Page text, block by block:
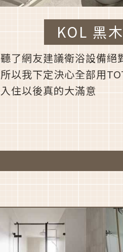
KOL 黑
聽了網友建議衛浴設備絕
所以我下定決心全部用
入住以後真的大滿意